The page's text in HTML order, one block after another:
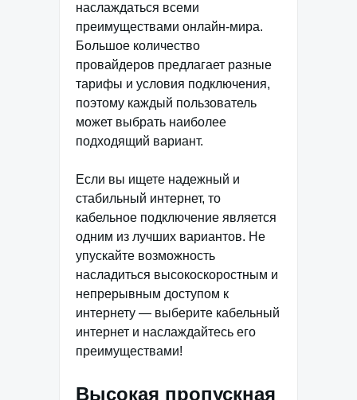
наслаждаться всеми
преимуществами онлайн-мира.
Большое количество
провайдеров предлагает разные
тарифы и условия подключения,
поэтому каждый пользователь
может выбрать наиболее
подходящий вариант.
Если вы ищете надежный и
стабильный интернет, то
кабельное подключение является
одним из лучших вариантов. Не
упускайте возможность
насладиться высокоскоростным и
непрерывным доступом к
интернету — выберите кабельный
интернет и наслаждайтесь его
преимуществами!
Высокая пропускная